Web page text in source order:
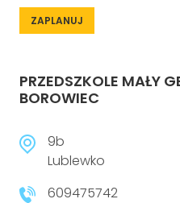
ZAPLANUJ
PRZEDSZKOLE MAŁY
BOROWIEC
9b
Lublewko
609475742